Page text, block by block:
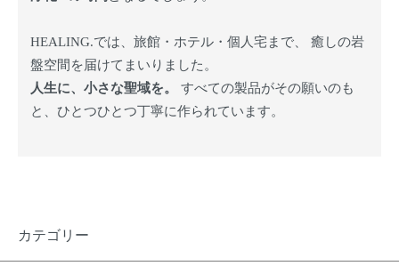
HEALING.では、旅館・ホテル・個人宅まで、 癒しの岩
盤空間を届けてまいりました。
人生に、小さな聖域を。
すべての製品がその願いのも
と、ひとつひとつ丁寧に作られています。
カテゴリー